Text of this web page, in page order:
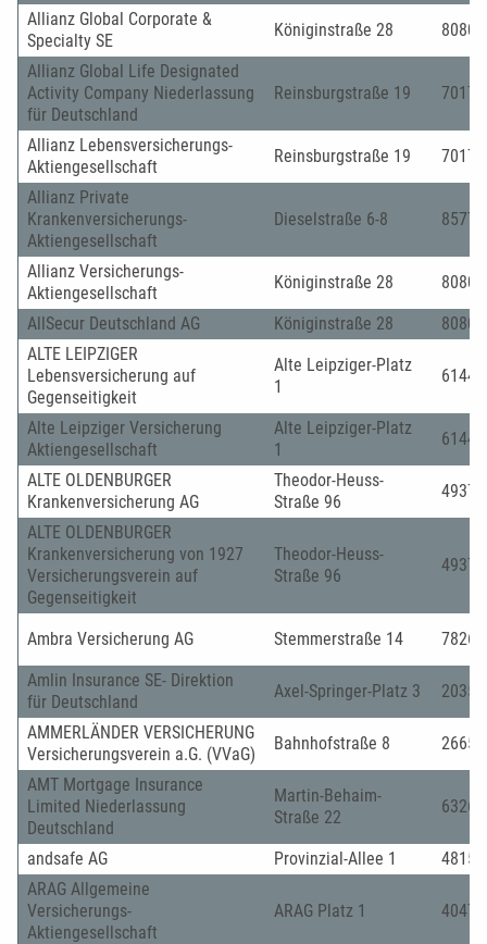
Allianz Global Corporate &
Specialty SE
Königinstraße 28
80802
Allianz Global Life Designated
Activity Company Niederlassung
für Deutschland
Reinsburgstraße 19 70178
Allianz Lebensversicherungs-
Aktiengesellschaft
Reinsburgstraße 19
70178
Allianz Private
Krankenversicherungs-
Aktiengesellschaft
Dieselstraße 6-8 85774
Allianz Versicherungs-
Aktiengesellschaft
Königinstraße 28
80802
AllSecur Deutschland AG
Königinstraße 28
80802
ALTE LEIPZIGER
Lebensversicherung auf
Gegenseitigkeit
Alte Leipziger-Platz
1
61440
Alte Leipziger Versicherung
Aktiengesellschaft
Alte Leipziger-Platz
1
61440
ALTE OLDENBURGER
Krankenversicherung AG
Theodor-Heuss-
Straße 96
49377
ALTE OLDENBURGER
Krankenversicherung von 1927
Versicherungsverein auf
Gegenseitigkeit
Theodor-Heuss-
Straße 96
49377
Ambra Versicherung AG Stemmerstraße 14
78266
Amlin Insurance SE- Direktion
für Deutschland
Axel-Springer-Platz 3
20355
AMMERLÄNDER VERSICHERUNG
Versicherungsverein a.G. (VVaG)
Bahnhofstraße 8
26655
AMT Mortgage Insurance
Limited Niederlassung
Deutschland
Martin-Behaim-
Straße 22
63263
andsafe AG Provinzial-Allee 1
48159
ARAG Allgemeine
Versicherungs-
Aktiengesellschaft
ARAG Platz 1 40472